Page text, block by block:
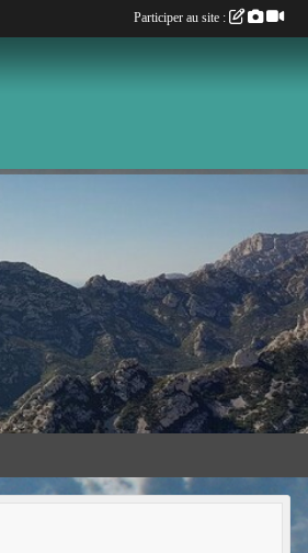
Participer au site :